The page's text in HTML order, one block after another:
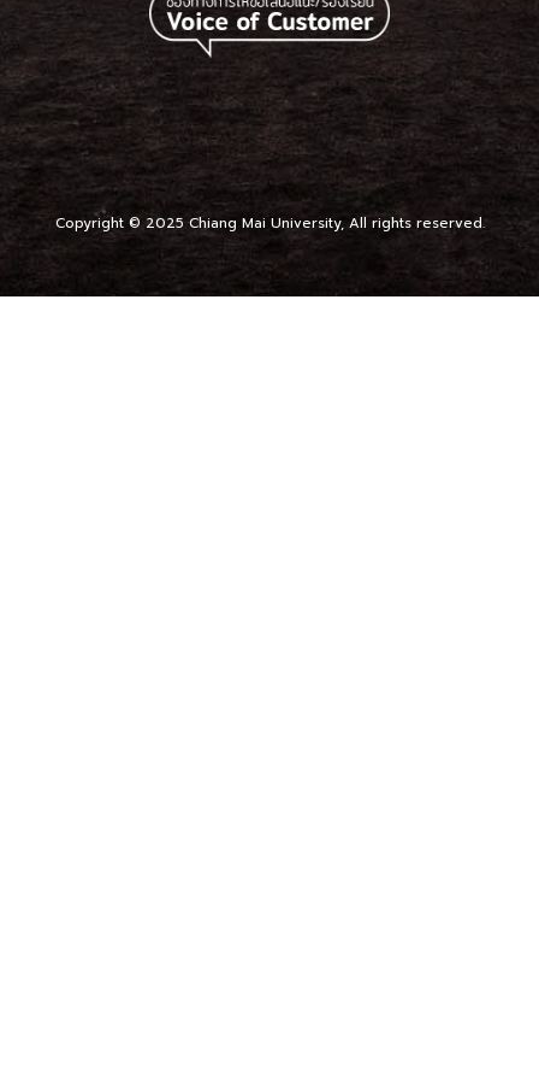
Copyright © 2025 Chiang Mai University, All rights reserved.